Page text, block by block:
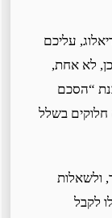
עליכם
לא אחת,
“הסכם
בשלל
לקבל